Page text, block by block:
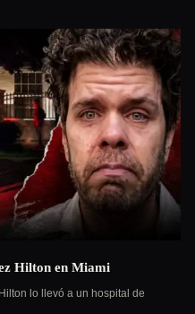
Hilton en Miami
lo llevó a un hospital de